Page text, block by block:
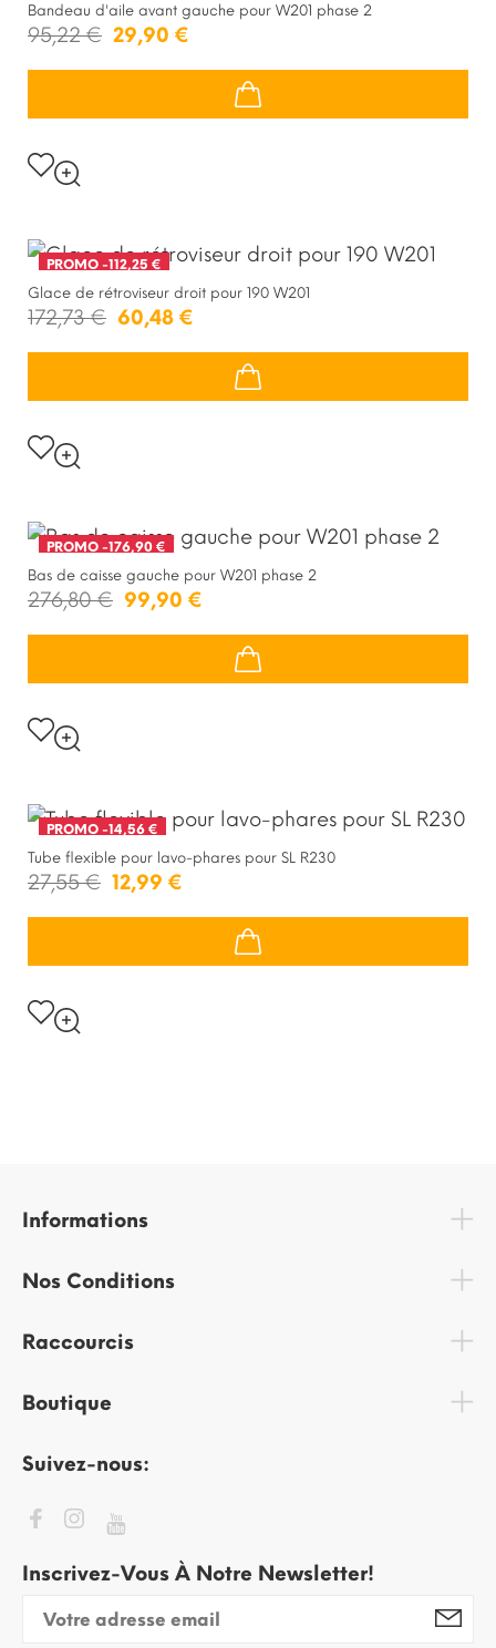
Bandeau d'aile avant gauche pour W201 phase 2
95,22 € 29,90 €
PROMO -112,25 €
Glace de rétroviseur droit pour 190 W201
172,73 € 60,48 €
PROMO -176,90 €
Bas de caisse gauche pour W201 phase 2
276,80 € 99,90 €
PROMO -14,56 €
Tube flexible pour lavo-phares pour SL R230
27,55 € 12,99 €
Informations
Nos Conditions
Raccourcis
Boutique
Suivez-nous:
Inscrivez-Vous À Notre Newsletter!